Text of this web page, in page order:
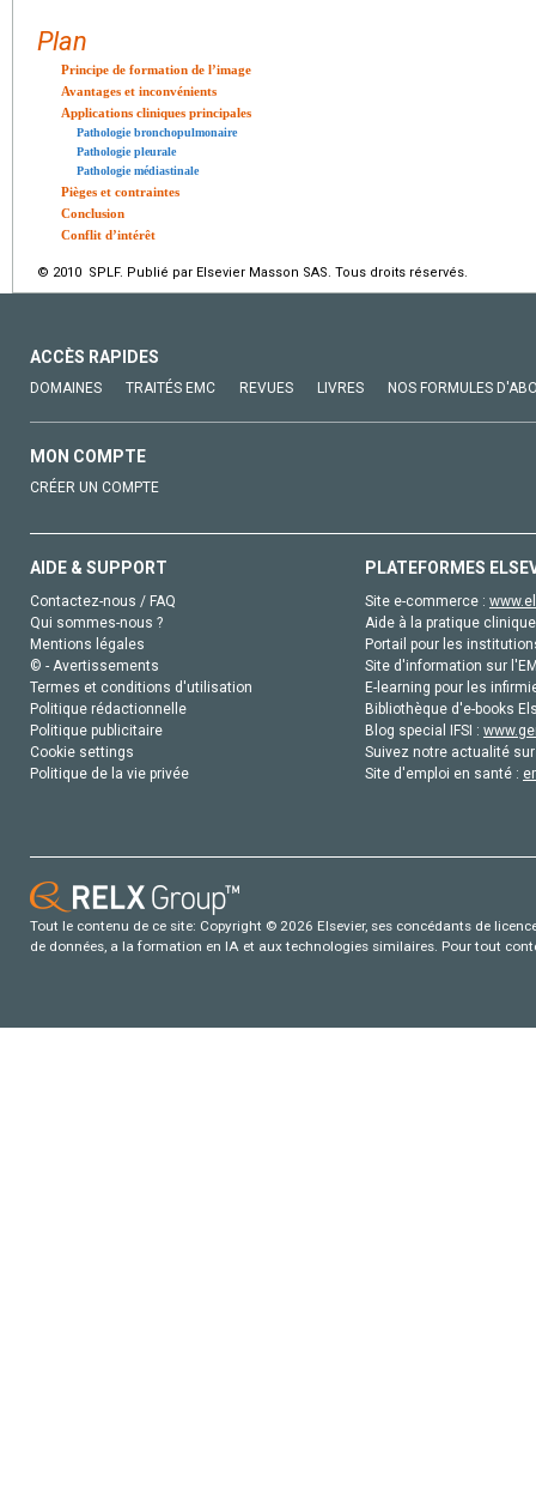
Plan
Principe de formation de l’image
Avantages et inconvénients
Applications cliniques principales
Pathologie bronchopulmonaire
Pathologie pleurale
Pathologie médiastinale
Pièges et contraintes
Conclusion
Conflit d’intérêt
© 2010 SPLF. Publié par Elsevier Masson SAS. Tous droits réservés.
ACCÈS RAPIDES
DOMAINES TRAITÉS EMC REVUES LIVRES NOS FORMULES
MON COMPTE
CRÉER UN COMPTE
AIDE & SUPPORT
Contactez-nous / FAQ
Qui sommes-nous ?
Mentions légales
© - Avertissements
Termes et conditions d'utilisation
Politique rédactionnelle
Politique publicitaire
Cookie settings
Politique de la vie privée
PLATEFORMES
Site e-commerce :
Aide à la pratique
Portail pour les
Site d'information sur
E-learning pour les
Bibliothèque d'e-books
Blog special IFSI :
Suivez notre actualité
Site d'emploi en santé :
Tout le contenu de ce site: Copyright © 2026 Elsevier, ses concédants de
de données, a la formation en IA et aux technologies similaires. Pour tout